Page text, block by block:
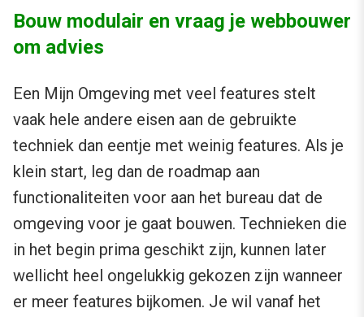
Bouw modulair en vraag je webbouwer
om advies
Een Mijn Omgeving met veel features stelt
vaak hele andere eisen aan de gebruikte
techniek dan eentje met weinig features. Als je
klein start, leg dan de roadmap aan
functionaliteiten voor aan het bureau dat de
omgeving voor je gaat bouwen. Technieken die
in het begin prima geschikt zijn, kunnen later
wellicht heel ongelukkig gekozen zijn wanneer
er meer features bijkomen. Je wil vanaf het